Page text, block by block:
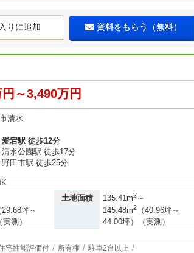
りに追加 資料をもらう（無料）
～3,490万円
清水
宕駅 徒歩12分
水公園駅 徒歩17分
田市駅 徒歩25分
29.68坪～
測）
土地面積 135.41m2～
145.48m2
（40.96坪～
44.00坪）（実測）
宅性能評価付 所有権
駐車2台以上